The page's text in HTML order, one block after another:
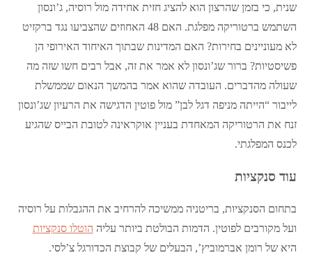
שנית, כי בזמן שהרצון הוא להציג חזית אחידה מול רוסיה, ג’ונסון
השתמש ברטוריקה מפלגת. האם 48 האחוזים שהצביעו נגד ברקזיט
לא מעוניינים בחירות? האם המדינות שבתוך האיחוד האירופי הן
פשיסטיות? ברור שג’ונסון לא אמר את זה, אבל רבים חשו שזה מה
שעולה מהדברים. העובדה שהוא אמר בהמשך הנאום שממשלת
לייבור “הייתה מניפה דגל לבן” מול פוטין הדגישה את הרעיון שג’ונסון
זנח את הרטוריקה המאחדת בעניין אוקראינה לטובת הבייס שהגיע
לכנס המפלגתי.
עוד סנקציות
בתחום הסנקציות, בריטניה ממשיכה להרחיב את ההגבלות על רוסיה
ועל מקורבים לפוטין. הדמות הבולטת ביותר עליה הוטלו סנקציות
היא של רומן אברמוביץ’, הבעלים של קבוצת הכדורגל צ’לסי.